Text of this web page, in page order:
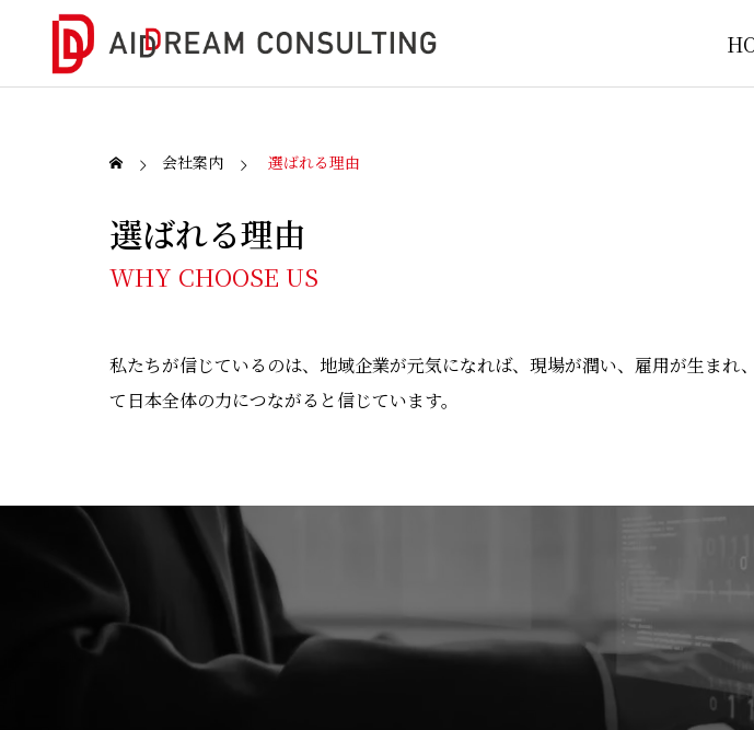
企業の課題を成長機会へ。
か？
会社案内 選ばれる理由
選ばれる理由
WHY CHOOSE US
私たちが信じているのは、地域企業が元気になれば、現場が潤い、雇用が生ま
て日本全体の力につながると信じています。